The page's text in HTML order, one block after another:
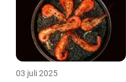
03 juli 2025